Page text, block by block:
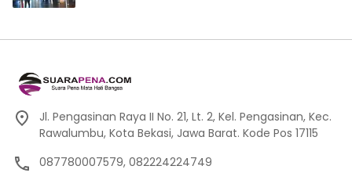
Jl. Pengasinan Raya II No. 21, Lt. 2, Kel. Pengasinan, Kec.
Rawalumbu, Kota Bekasi, Jawa Barat. Kode Pos 17115
087780007579, 082224224749